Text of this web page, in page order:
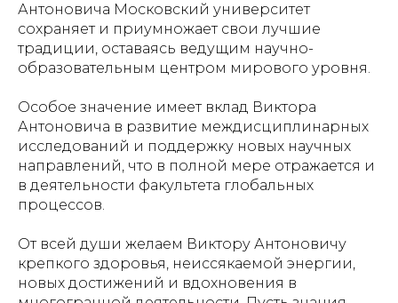
Антоновича Московский университет
сохраняет и приумножает свои лучшие
традиции, оставаясь ведущим научно-
образовательным центром мирового уровня.
Особое значение имеет вклад Виктора
Антоновича в развитие междисциплинарных
исследований и поддержку новых научных
направлений, что в полной мере отражается и
в деятельности факультета глобальных
процессов.
От всей души желаем Виктору Антоновичу
крепкого здоровья, неиссякаемой энергии,
новых достижений и вдохновения в